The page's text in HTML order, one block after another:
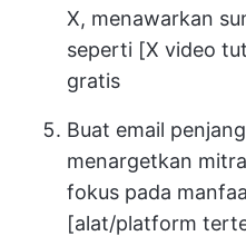
X, menawarkan
seperti [X video
gratis
Buat email
menargetkan
fokus pada
[alat/platform